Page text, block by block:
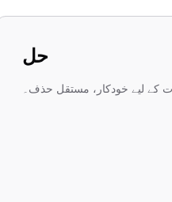
حل
کے لیے خودکار، مستقل حذف۔